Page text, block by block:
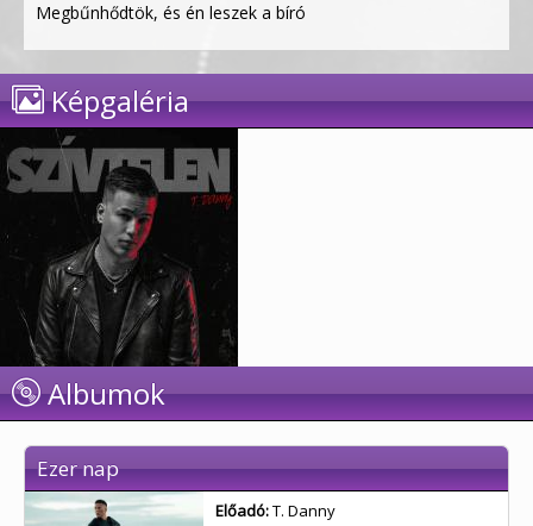
Megbűnhődtök, és én leszek a bíró
Képgaléria
Albumok
Ezer nap
Előadó:T. Danny